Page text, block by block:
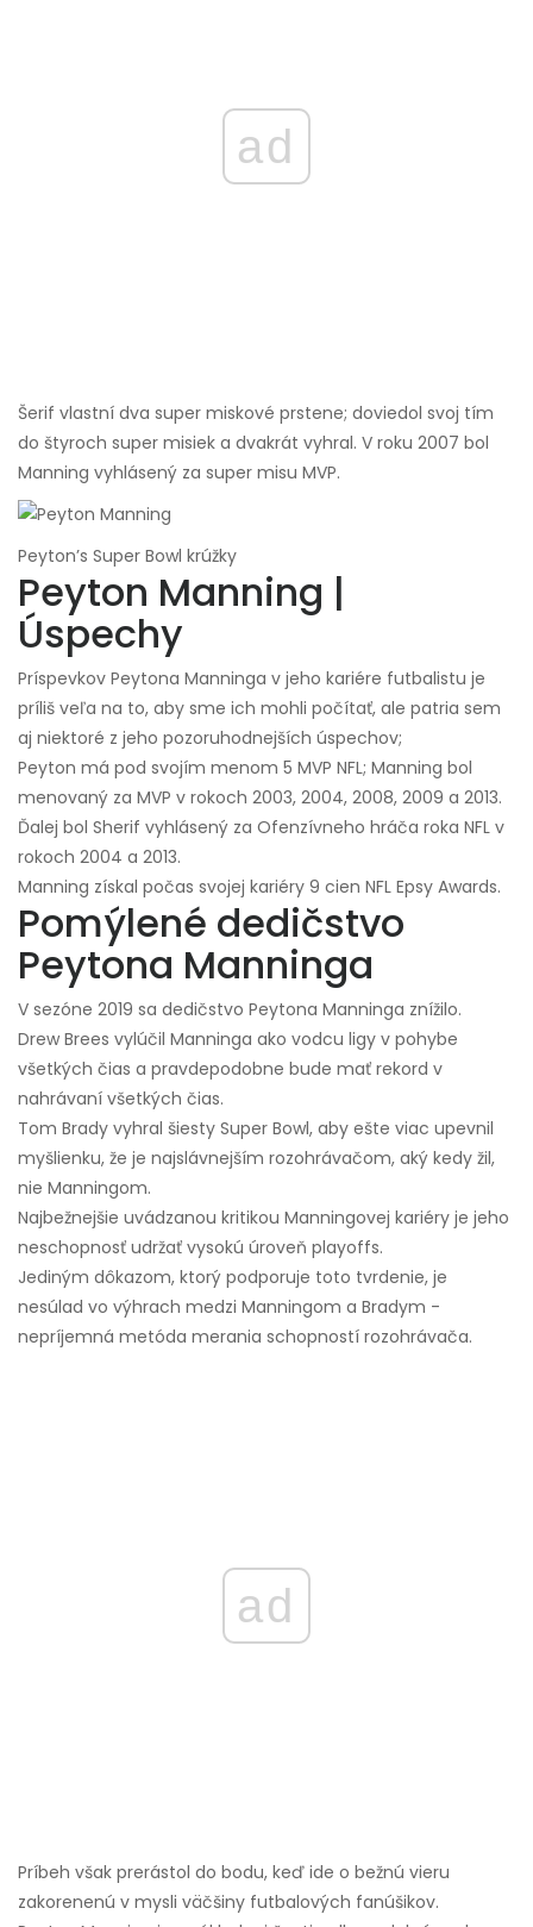
ad
Šerif vlastní dva super miskové prstene; doviedol svoj tím
do štyroch super misiek a dvakrát vyhral. V roku 2007 bol
Manning vyhlásený za super misu MVP.
Peyton’s Super Bowl krúžky
Peyton Manning |
Úspechy
Príspevkov Peytona Manninga v jeho kariére futbalistu je
príliš veľa na to, aby sme ich mohli počítať, ale patria sem
aj niektoré z jeho pozoruhodnejších úspechov;
Peyton má pod svojím menom 5 MVP NFL; Manning bol
menovaný za MVP v rokoch 2003, 2004, 2008, 2009 a 2013.
Ďalej bol Sherif vyhlásený za Ofenzívneho hráča roka NFL v
rokoch 2004 a 2013.
Manning získal počas svojej kariéry 9 cien NFL Epsy Awards.
Pomýlené dedičstvo
Peytona Manninga
V sezóne 2019 sa dedičstvo Peytona Manninga znížilo.
Drew Brees vylúčil Manninga ako vodcu ligy v pohybe
všetkých čias a pravdepodobne bude mať rekord v
nahrávaní všetkých čias.
Tom Brady vyhral šiesty Super Bowl, aby ešte viac upevnil
myšlienku, že je najslávnejším rozohrávačom, aký kedy žil,
nie Manningom.
Najbežnejšie uvádzanou kritikou Manningovej kariéry je jeho
neschopnosť udržať vysokú úroveň playoffs.
Jediným dôkazom, ktorý podporuje toto tvrdenie, je
nesúlad vo výhrach medzi Manningom a Bradym -
nepríjemná metóda merania schopností rozohrávača.
ad
Príbeh však prerástol do bodu, keď ide o bežnú vieru
zakorenenú v mysli väčšiny futbalových fanúšikov.